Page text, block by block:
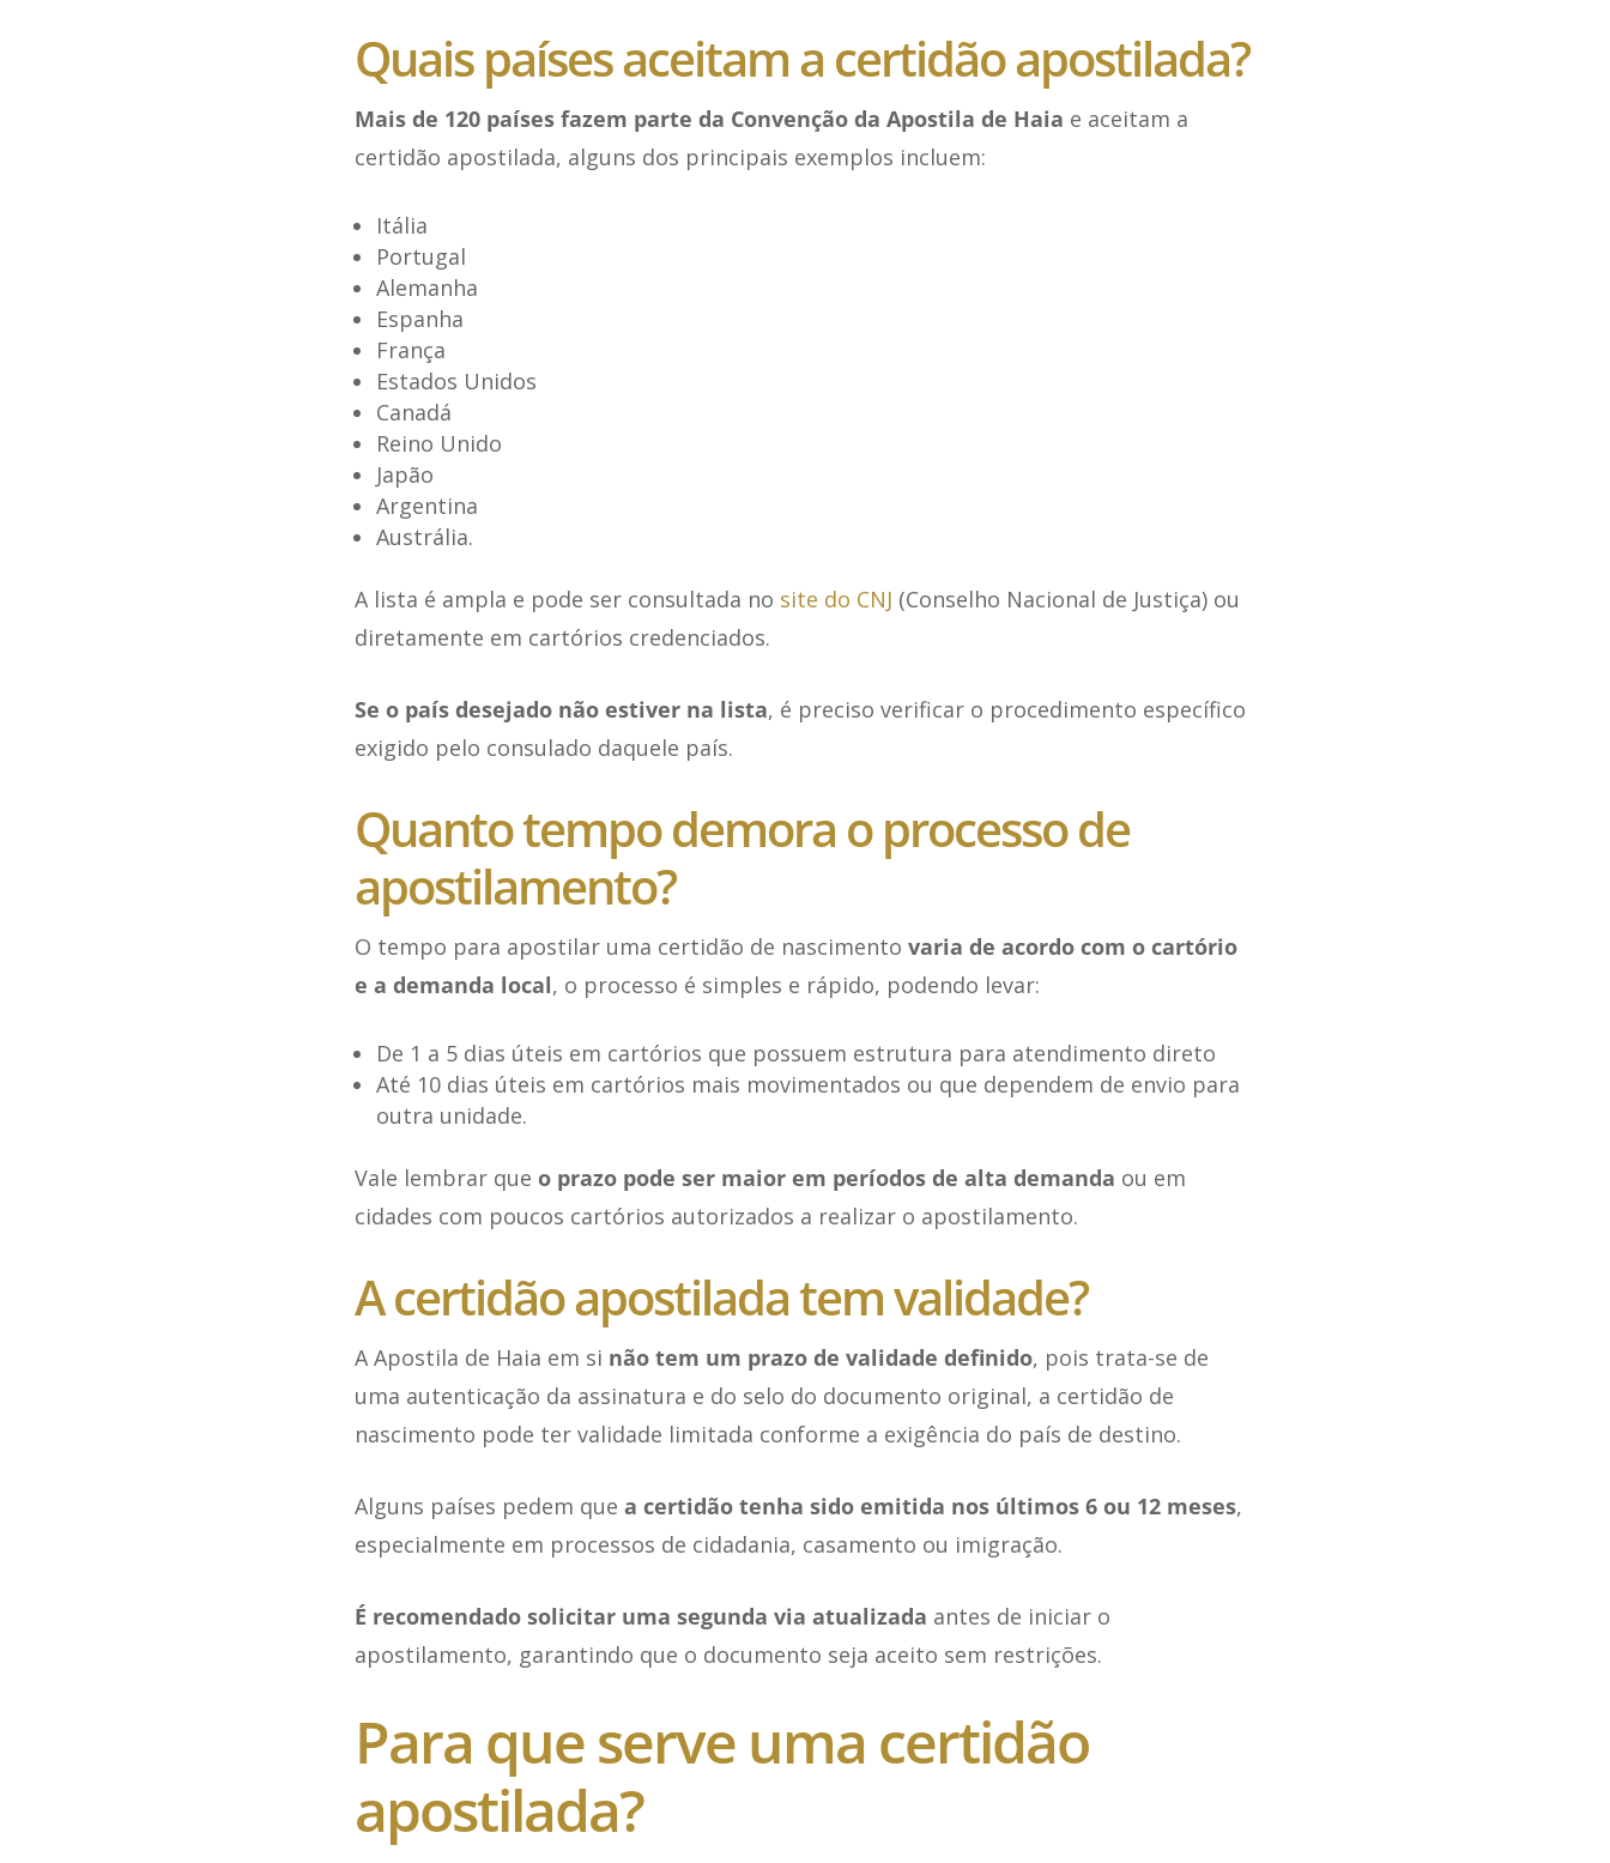
Quais países aceitam a certidão apostilada?
Mais de 120 países fazem parte da Convenção da Apostila de Haia e aceitam a
certidão apostilada, alguns dos principais exemplos incluem:
Itália
Portugal
Alemanha
Espanha
França
Estados Unidos
Canadá
Reino Unido
Japão
Argentina
Austrália.
A lista é ampla e pode ser consultada no site do CNJ (Conselho Nacional de Justiça) ou
diretamente em cartórios credenciados.
Se o país desejado não estiver na lista, é preciso verificar o procedimento específico
exigido pelo consulado daquele país.
Quanto tempo demora o processo de
apostilamento?
O tempo para apostilar uma certidão de nascimento varia de acordo com o cartório
e a demanda local, o processo é simples e rápido, podendo levar:
De 1 a 5 dias úteis em cartórios que possuem estrutura para atendimento direto
Até 10 dias úteis em cartórios mais movimentados ou que dependem de envio para
outra unidade.
Vale lembrar que o prazo pode ser maior em períodos de alta demanda ou em
cidades com poucos cartórios autorizados a realizar o apostilamento.
A certidão apostilada tem validade?
A Apostila de Haia em si não tem um prazo de validade definido, pois trata-se de
uma autenticação da assinatura e do selo do documento original, a certidão de
nascimento pode ter validade limitada conforme a exigência do país de destino.
Alguns países pedem que a certidão tenha sido emitida nos últimos 6 ou 12 meses,
especialmente em processos de cidadania, casamento ou imigração.
É recomendado solicitar uma segunda via atualizada antes de iniciar o
apostilamento, garantindo que o documento seja aceito sem restrições.
Para que serve uma certidão
apostilada?